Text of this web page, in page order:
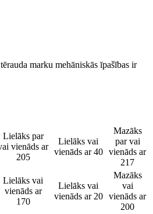
marku mehāniskās īpašības ir
Lielāks par
vienāds ar
205
Lielāks vai
vienāds ar 40
Mazāks
par vai
vienāds ar
217
Lielāks vai
vienāds ar
170
Lielāks vai
vienāds ar 20
Mazāks
vai
vienāds ar
200